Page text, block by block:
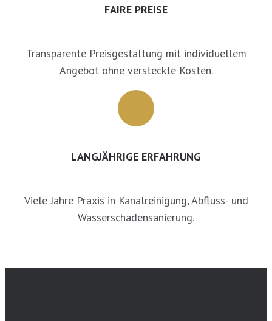
FAIRE PREISE
Transparente Preisgestaltung mit individuellem
Angebot ohne versteckte Kosten.
LANGJÄHRIGE ERFAHRUNG
Viele Jahre Praxis in Kanalreinigung, Abfluss- und
Wasserschadensanierung.